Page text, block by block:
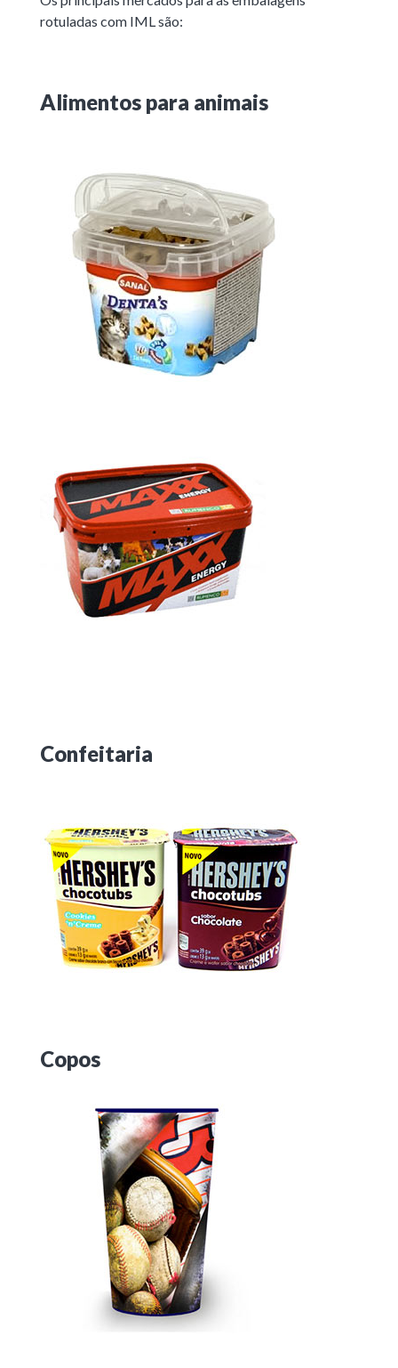
rotuladas com IML são:
Alimentos para animais
Confeitaria
Copos